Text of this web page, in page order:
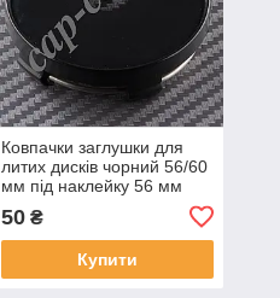
Ковпачки заглушки для
литих дисків чорний 56/60
мм під наклейку 56 мм
50₴
Купити